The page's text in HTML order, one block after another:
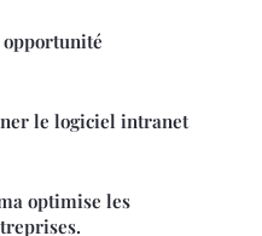
opportunité
le logiciel intranet
optimise les